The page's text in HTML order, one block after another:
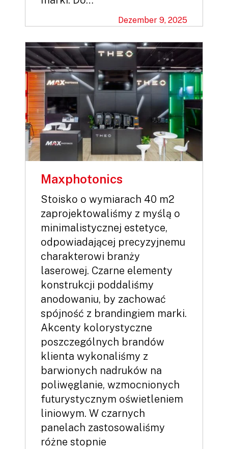
Dezember 9, 2025
Maxphotonics
Stoisko o wymiarach 40 m2
zaprojektowaliśmy z myślą o
minimalistycznej estetyce,
odpowiadającej precyzyjnemu
charakterowi branży
laserowej. Czarne elementy
konstrukcji poddaliśmy
anodowaniu, by zachować
spójność z brandingiem marki.
Akcenty kolorystyczne
poszczególnych brandów
klienta wykonaliśmy z
barwionych nadruków na
poliwęglanie, wzmocnionych
futurystycznym oświetleniem
liniowym. W czarnych
panelach zastosowaliśmy
różne stopnie